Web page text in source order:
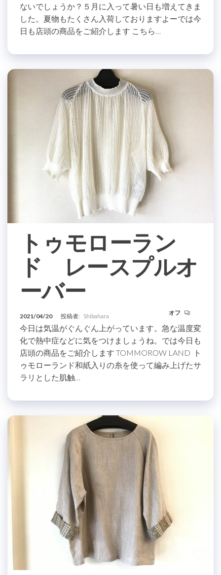
ないでしょうか？５月に入って暑い日も増えてきま
した。夏物もたくさん入荷しておりますよーでは今
日も店頭の商品をご紹介します こちら…
トゥモローラン
ド レースプルオ
ーバー
2021/04/20 投稿者: Shibahara オフ
今日は気温がぐんぐん上がっています。急な温度変
化で熱中症などに気をつけましょうね。では今日も
店頭の商品をご紹介します TOMMOROW LAND ト
ゥモローランド和紙入りの糸を使って編み上げたサ
ラリとした肌触…